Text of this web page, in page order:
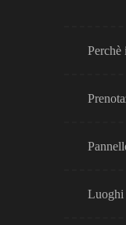
Perchè
Luoghi